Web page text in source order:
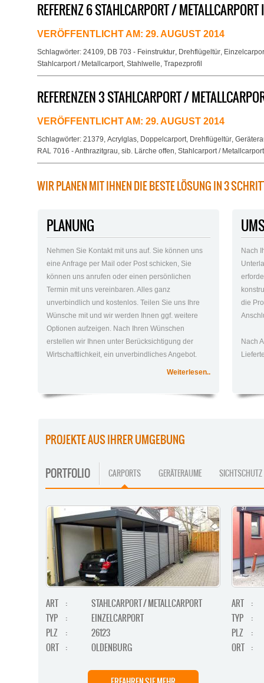
REFERENZ 6 STAHLCARPORT / METALLCARPORT
VERÖFFENTLICHT AM: 29. AUGUST 2014
Schlagwörter: 24109, DB 703 - Feinstruktur, Drehflügeltür,
Stahlcarport / Metallcarport, Stahlwelle, Trapezprofil
REFERENZEN 3 STAHLCARPORT /
VERÖFFENTLICHT AM: 29. AUGUST 2014
Schlagwörter: 21379, Acrylglas, Doppelcarport, Drehflügeltür,
RAL 7016 - Anthrazitgrau, sib. Lärche offen, Stahlcarport / Metallcarport
WIR PLANEN MIT IHNEN DIE BESTE LÖSUNG IN 3
PLANUNG
Nehmen Sie Kontakt mit uns auf. Sie können uns
eine Anfrage per Mail oder Post schicken, Sie
können uns anrufen oder einen persönlichen
Termin mit uns vereinbaren. Alles ganz
unverbindlich und kostenlos. Teilen Sie uns Ihre
Wünsche mit und wir werden Ihnen ggf. weitere
Optionen aufzeigen. Nach Ihren Wünschen
erstellen wir Ihnen unter Berücksichtigung der
Wirtschaftlichkeit, ein unverbindliches Angebot.
Weiterlesen..
Nach
die
Nach
PROJEKTE AUS IHRER UMGEBUNG
PORTFOLIO CARPORTS GERÄTERAUME SICHTSCHUTZ
ART :
STAHLCARPORT / METALLCARPORT
TYP
:
EINZELCARPORT
PLZ
:
26123
ORT : OLDENBURG
ART
:
TYP
:
PLZ
:
ORT :